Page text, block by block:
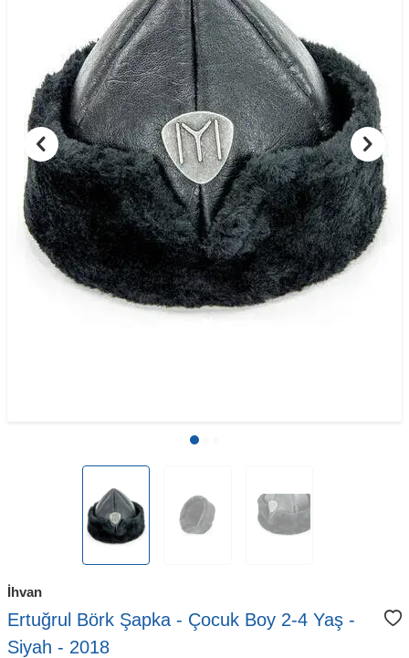
İhvan
Ertuğrul Börk Şapka - Çocuk Boy 2-4 Yaş -
Siyah - 2018